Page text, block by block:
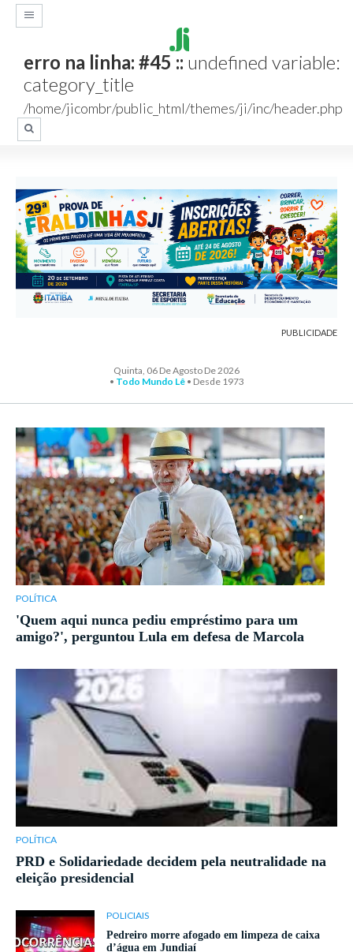
erro na linha: #45 :: undefined variable:
category_title
/home/jicombr/public_html/themes/ji/inc/header.php
PUBLICIDADE
Quinta, 06 De Agosto De 2026
• Todo Mundo Lê• Desde 1973
POLÍTICA
'Quem aqui nunca pediu empréstimo para um
amigo?', perguntou Lula em defesa de Marcola
POLÍTICA
PRD e Solidariedade decidem pela neutralidade na
eleição presidencial
POLICIAIS
Pedreiro morre afogado em limpeza de caixa
d’água em Jundiaí